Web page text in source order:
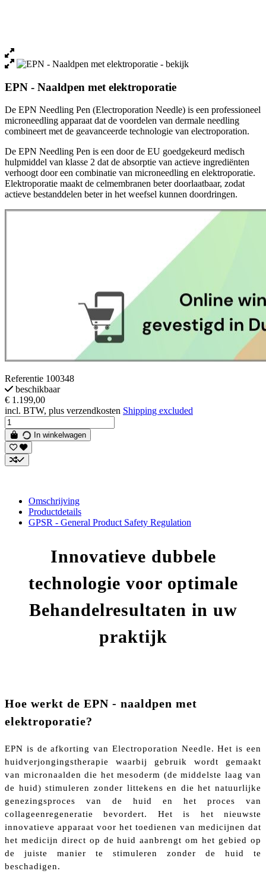
EPN - Naaldpen met elektroporatie
De EPN Needling Pen (Electroporation Needle) is een professioneel
microneedling apparaat dat de voordelen van dermale needling
combineert met de geavanceerde technologie van electroporation.
De EPN Needling Pen is een door de EU goedgekeurd medisch
hulpmiddel van klasse 2 dat de absorptie van actieve ingrediënten
verhoogt door een combinatie van microneedling en elektroporatie.
Elektroporatie maakt de celmembranen beter doorlaatbaar, zodat
actieve bestanddelen beter in het weefsel kunnen doordringen.
Referentie 100348
beschikbaar
€ 1.199,00
incl. BTW, plus verzendkosten Shipping excluded
In winkelwagen
Omschrijving
Productdetails
GPSR - General Product Safety Regulation
Innovatieve dubbele
technologie voor optimale
Behandelresultaten in uw
praktijk
Hoe werkt de EPN - naaldpen met
elektroporatie?
EPN is de afkorting van Electroporation Needle. Het is een
huidverjongingstherapie waarbij gebruik wordt gemaakt
van micronaalden die het mesoderm (de middelste laag van
de huid) stimuleren zonder littekens en die het natuurlijke
genezingsproces van de huid en het proces van
collageenregeneratie bevordert. Het is het nieuwste
innovatieve apparaat voor het toedienen van medicijnen dat
het medicijn direct op de huid aanbrengt om het gebied op
de juiste manier te stimuleren zonder de huid te
beschadigen.